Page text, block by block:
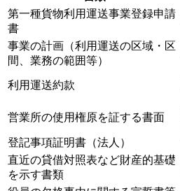
第一種貨物利用運送事業登録申請
書
事業の計画（利用運送の区域・区
間、業務の範囲等）
利用運送約款
営業所の使用権原を証する書面
登記事項証明書（法人）
直近の貸借対照表など財産的基礎
を示す書類